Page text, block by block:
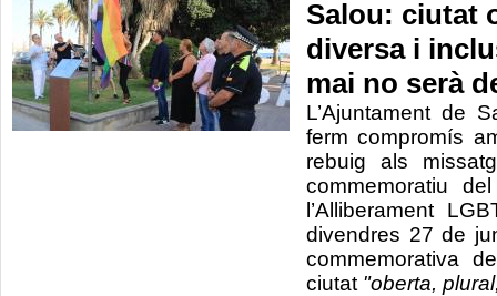
Salou: ciutat
diversa i
mai no serà
L’Ajuntament de
ferm compromís
rebuig als
commemoratiu
l’Alliberament
divendres 27 de
commemorativa
ciutat "oberta,